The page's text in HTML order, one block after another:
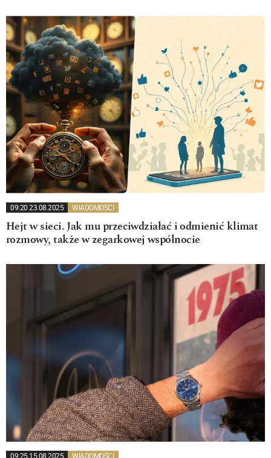
09:20 23.08.2025 WIADOMOŚCI
Hejt w sieci. Jak mu przeciwdziałać i odmienić klimat
rozmowy, także w zegarkowej wspólnocie
09:25 15.08.2025 WIADOMOŚCI